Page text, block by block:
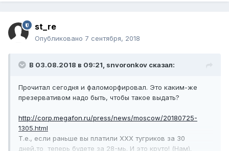
st_re
Опубликовано 7 сентября, 2018
В 03.08.2018 в 09:21, snvoronkov сказал:
Прочитал сегодня и фаломорфировал. Это каким-же
презервативом надо быть, чтобы такое выдать?
http://corp.megafon.ru/press/news/moscow/20180725-
1305.html
Т.е., если раньше вы платили XXX тугриков за 30
дней,то теперь будете за 28-мь. И это круто! (Нам).